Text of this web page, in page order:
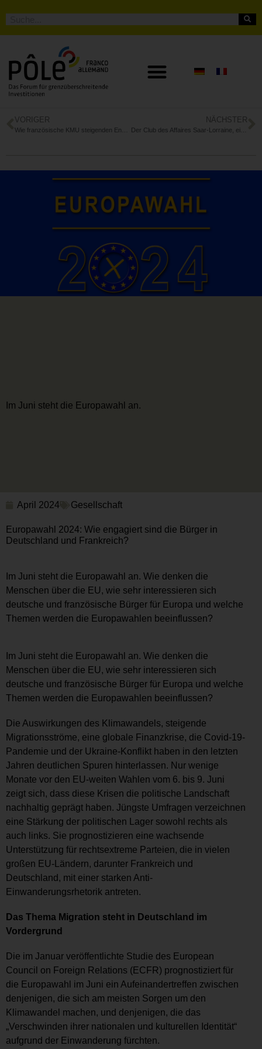
VORIGER NÄCHSTER
Im Juni steht die Europawahl an.
April 2024 Gesellschaft
Europawahl 2024: Wie engagiert sind die Bürger in
Deutschland und Frankreich?
Im Juni steht die Europawahl an. Wie denken die
Menschen über die EU, wie sehr interessieren sich
deutsche und französische Bürger für Europa und welche
Themen werden die Europawahlen beeinflussen?
Im Juni steht die Europawahl an. Wie denken die
Menschen über die EU, wie sehr interessieren sich
deutsche und französische Bürger für Europa und welche
Themen werden die Europawahlen beeinflussen?
Die Auswirkungen des Klimawandels, steigende
Migrationsströme, eine globale Finanzkrise, die Covid-19-
Pandemie und der Ukraine-Konflikt haben in den letzten
Jahren deutlichen Spuren hinterlassen. Nur wenige
Monate vor den EU-weiten Wahlen vom 6. bis 9. Juni
zeigt sich, dass diese Krisen die politische Landschaft
nachhaltig geprägt haben. Jüngste Umfragen verzeichnen
eine Stärkung der politischen Lager sowohl rechts als
auch links. Sie prognostizieren eine wachsende
Unterstützung für rechtsextreme Parteien, die in vielen
großen EU-Ländern, darunter Frankreich und
Deutschland, mit einer starken Anti-
Einwanderungsrhetorik antreten.
Das Thema Migration steht in Deutschland im
Vordergrund
Die im Januar veröffentlichte Studie des European
Council on Foreign Relations (ECFR) prognostiziert für
die Europawahl im Juni ein Aufeinandertreffen zwischen
denjenigen, die sich am meisten Sorgen um den
Klimawandel machen, und denjenigen, die das
„Verschwinden ihrer nationalen und kulturellen Identität“
aufgrund der Einwanderung fürchten.